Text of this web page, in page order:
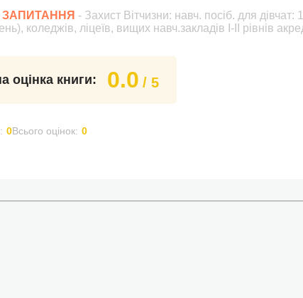
ЗАПИТАННЯ - Захист Вітчизни: навч. посіб. для дівчат:
коледжів, ліцеїв, вищих навч.закладів І-ІІ рівнів
оцінка книги: 0.0 / 5
0Всього оцінок: 0